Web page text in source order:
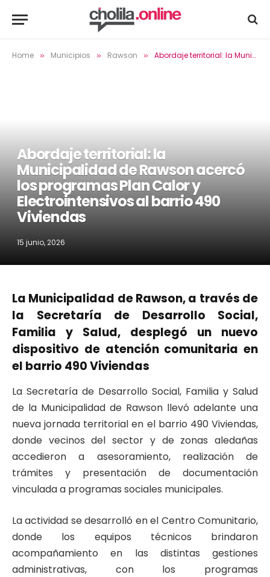
Home » Municipios » Rawson » Abordaje territorial: la Municipalidad de Rawson acercó los programas Plan Calor y Electrointensivos al barrio 490 Viviendas
Abordaje territorial: la
Municipalidad de Rawson acercó
los programas Plan Calor y
Electrointensivos al barrio 490
Viviendas
15 junio, 2026
La Municipalidad de Rawson, a través de
la Secretaría de Desarrollo Social,
Familia y Salud, desplegó un nuevo
dispositivo de atención comunitaria en
el barrio 490 Viviendas
La Secretaría de Desarrollo Social, Familia y Salud
de la Municipalidad de Rawson llevó adelante una
nueva jornada territorial en el barrio 490 Viviendas,
donde vecinos del sector y de zonas aledañas
accedieron a asesoramiento, realización de
trámites y presentación de documentación
vinculada a programas sociales municipales.
La actividad se desarrolló en el Centro Comunitario,
donde los equipos técnicos brindaron
acompañamiento en las distintas gestiones
administrativas, con los programas